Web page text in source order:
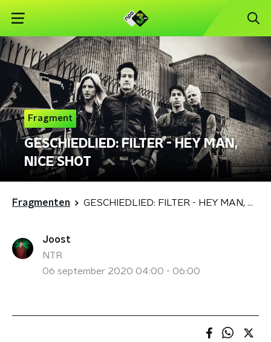
Fragment
GESCHIEDLIED: FILTER - HEY MAN,
NICE SHOT
Fragmenten GESCHIEDLIED: FILTER - HEY MAN, NICE SHOT
Joost
NTR
06 september 2020 04:00 - 06:00